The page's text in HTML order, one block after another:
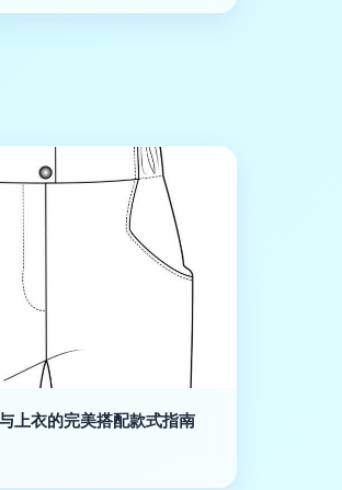
上衣的完美搭配款式指南